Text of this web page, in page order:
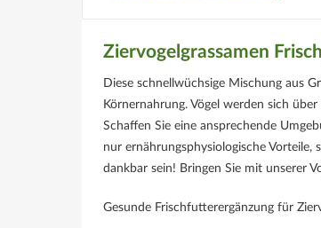
Ziervogelgrassamen
Diese schnellwüchsige Mischung aus
Körnernahrung. Vögel werden sich
Schaffen Sie eine ansprechende
nur ernährungsphysiologische Vorteile,
dankbar sein! Bringen Sie mit unserer
Gesunde Frischfutterergänzung für